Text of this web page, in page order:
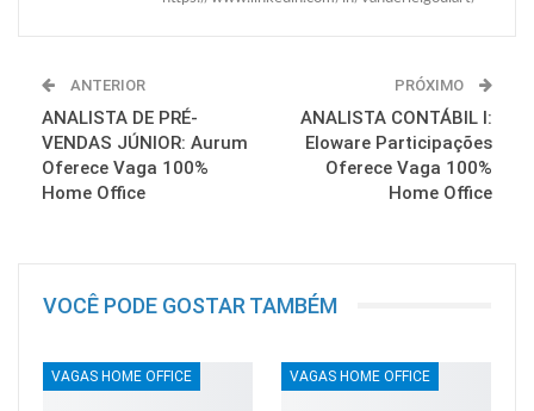
ANTERIOR
ANALISTA DE PRÉ-
VENDAS JÚNIOR: Aurum
Oferece Vaga 100%
Home Office
PRÓXIMO
ANALISTA CONTÁBIL I:
Eloware Participações
Oferece Vaga 100%
Home Office
VOCÊ PODE GOSTAR TAMBÉM
VAGAS HOME OFFICE VAGAS HOME OFFICE